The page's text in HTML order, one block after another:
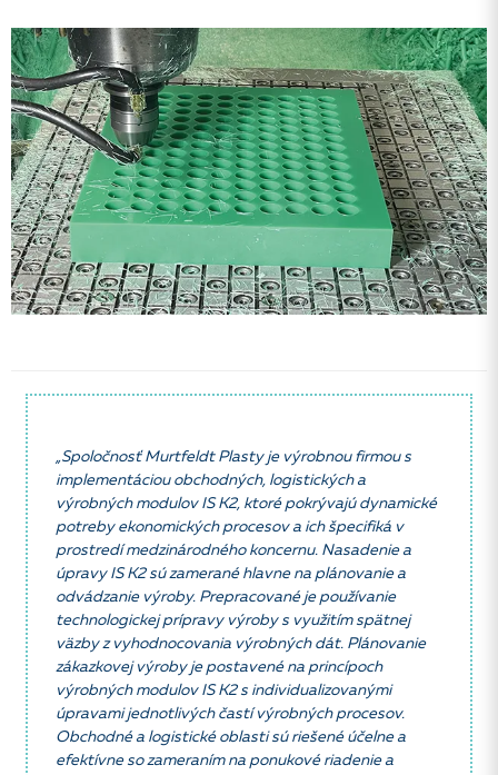
„Spoločnosť Murtfeldt Plasty je výrobnou firmou s
implementáciou obchodných, logistických a
výrobných modulov IS K2, ktoré pokrývajú dynamické
potreby ekonomických procesov a ich špecifiká v
prostredí medzinárodného koncernu. Nasadenie a
úpravy IS K2 sú zamerané hlavne na plánovanie a
odvádzanie výroby. Prepracované je používanie
technologickej prípravy výroby s využitím spätnej
väzby z vyhodnocovania výrobných dát. Plánovanie
zákazkovej výroby je postavené na princípoch
výrobných modulov IS K2 s individualizovanými
úpravami jednotlivých častí výrobných procesov.
Obchodné a logistické oblasti sú riešené účelne a
efektívne so zameraním na ponukové riadenie a